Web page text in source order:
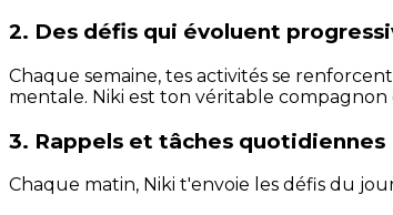
2. Des défis qui évoluent
Chaque semaine, tes activités se
mentale. Niki est ton véritable compagnon
3. Rappels et tâches quotidiennes
Chaque matin, Niki t'envoie les défis du